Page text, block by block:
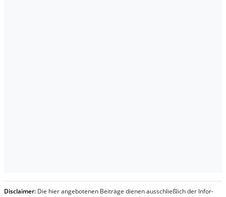
Dis­clai­mer: Die hier an­ge­bo­te­nen Bei­trä­ge die­nen aus­schließ­lich der In­for­